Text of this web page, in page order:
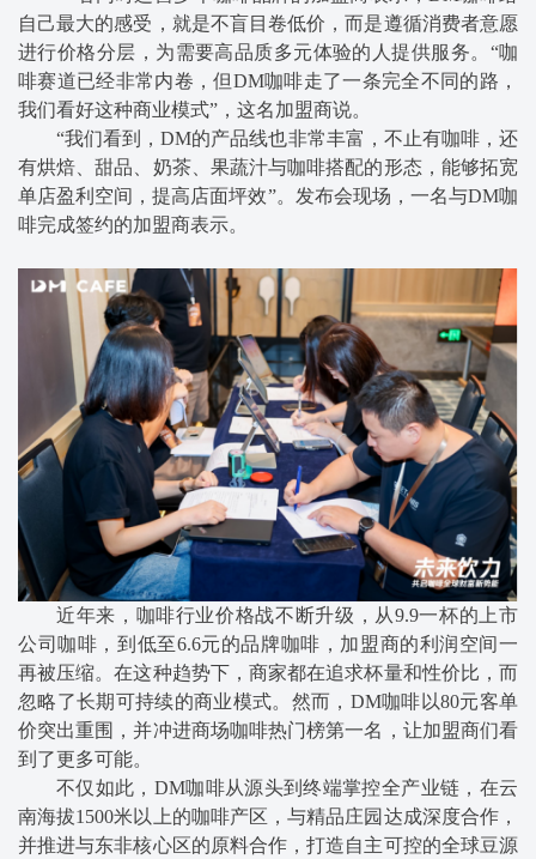
自己最大的感受，就是不盲目卷低价，而是遵循消费者意愿
进行价格分层，为需要高品质多元体验的人提供服务。“咖
啡赛道已经非常内卷，但DM咖啡走了一条完全不同的路，
我们看好这种商业模式”，这名加盟商说。
“我们看到，DM的产品线也非常丰富，不止有咖啡，还
有烘焙、甜品、奶茶、果蔬汁与咖啡搭配的形态，能够拓宽
单店盈利空间，提高店面坪效”。发布会现场，一名与DM咖
啡完成签约的加盟商表示。
近年来，咖啡行业价格战不断升级，从9.9一杯的上市
公司咖啡，到低至6.6元的品牌咖啡，加盟商的利润空间一
再被压缩。在这种趋势下，商家都在追求杯量和性价比，而
忽略了长期可持续的商业模式。然而，DM咖啡以80元客单
价突出重围，并冲进商场咖啡热门榜第一名，让加盟商们看
到了更多可能。
不仅如此，DM咖啡从源头到终端掌控全产业链，在云
南海拔1500米以上的咖啡产区，与精品庄园达成深度合作，
并推进与东非核心区的原料合作，打造自主可控的全球豆源